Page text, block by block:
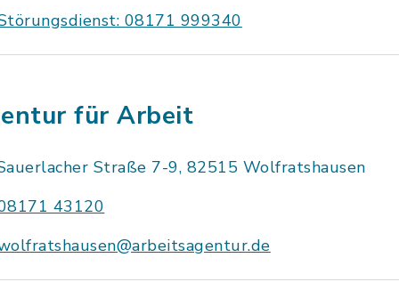
08171 999340
für Arbeit
Straße 7-9, 82515 Wolfratshausen
43120